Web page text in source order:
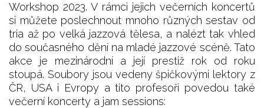
Workshop 2023. V rámci jejich večerních koncertů
si můžete poslechnout mnoho různých sestav od
tria až po velká jazzová tělesa, a nalézt tak vhled
do současného dění na mladé jazzové scéně. Tato
akce je mezinárodní a její prestiž rok od roku
stoupá. Soubory jsou vedeny špičkovými lektory z
ČR, USA i Evropy a tito profesoři povedou také
večerní koncerty a jam sessions: